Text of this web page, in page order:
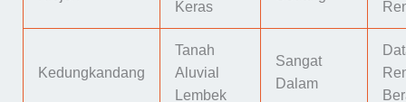
Keras
Kedungkandang
Tanah
Aluvial
Lembek
Sangat
Dalam